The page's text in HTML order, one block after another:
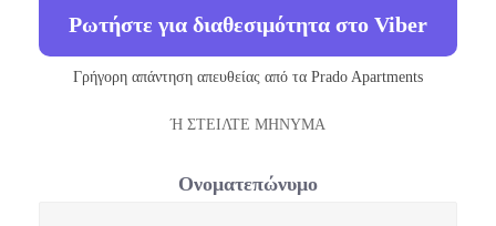
Ρωτήστε για διαθεσιμότητα στο Viber
Γρήγορη απάντηση απευθείας από τα Prado Apartments
Ή ΣΤΕΙΛΤΕ ΜΗΝΥΜΑ
Ονοματεπώνυμο